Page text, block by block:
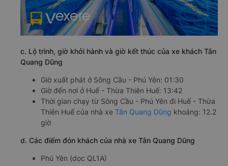
c. Lộ trình, giờ khởi hành và giờ kết thúc của xe khách Tân
Quang Dũng
Giờ xuất phát ở Sông Cầu - Phú Yên: 01:30
Giờ đến nơi ở Huế - Thừa Thiên Huế: 13:42
Thời gian chạy từ Sông Cầu - Phú Yên đi Huế - Thừa
Thiên Huế của nhà xe Tân Quang Dũng khoảng: 12.2
giờ
d. Các điểm đón khách của nhà xe Tân Quang Dũng
Phú Yên (dọc QL1A)